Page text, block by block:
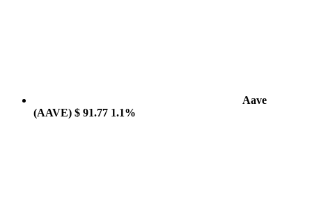
Aave
(AAVE) $ 91.77 1.1%